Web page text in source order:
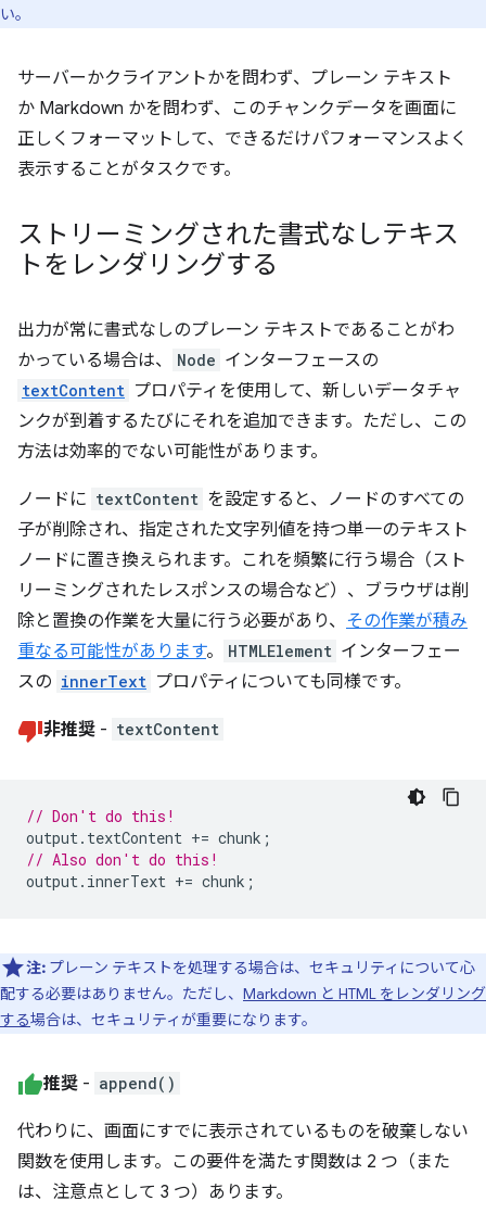
い。
サーバーかクライアントかを問わず、プレーン テキスト
か Markdown かを問わず、このチャンクデータを画面に
正しくフォーマットして、できるだけパフォーマンスよく
表示することがタスクです。
ストリーミングされた書式なしテキス
トをレンダリングする
出力が常に書式なしのプレーン テキストであることがわ
かっている場合は、
Node インターフェースの
textContent プロパティを使用して、新しいデータチャ
ンクが到着するたびにそれを追加できます。ただし、この
方法は効率的でない可能性があります。
ノードに textContent を設定すると、ノードのすべての
子が削除され、指定された文字列値を持つ単一のテキスト
ノードに置き換えられます。これを頻繁に行う場合（スト
リーミングされたレスポンスの場合など）、ブラウザは削
除と置換の作業を大量に行う必要があり、 その作業が積み
重なる可能性があります。 HTMLElement インターフェー
スの innerText プロパティについても同様です。
非推奨 - textContent
// Don't do this!
output. textContent += chunk ;
// Also don't do this!
output. innerText += chunk ;
注: プレーン テキストを処理する場合は、セキュリティについて心
配する必要はありません。ただし、 Markdown と HTML をレンダリング
する場合は、セキュリティが重要になります。
推奨 - append()
代わりに、画面にすでに表示されているものを破棄しない
関数を使用します。この要件を満たす関数は 2 つ（また
は、注意点として 3 つ）あります。